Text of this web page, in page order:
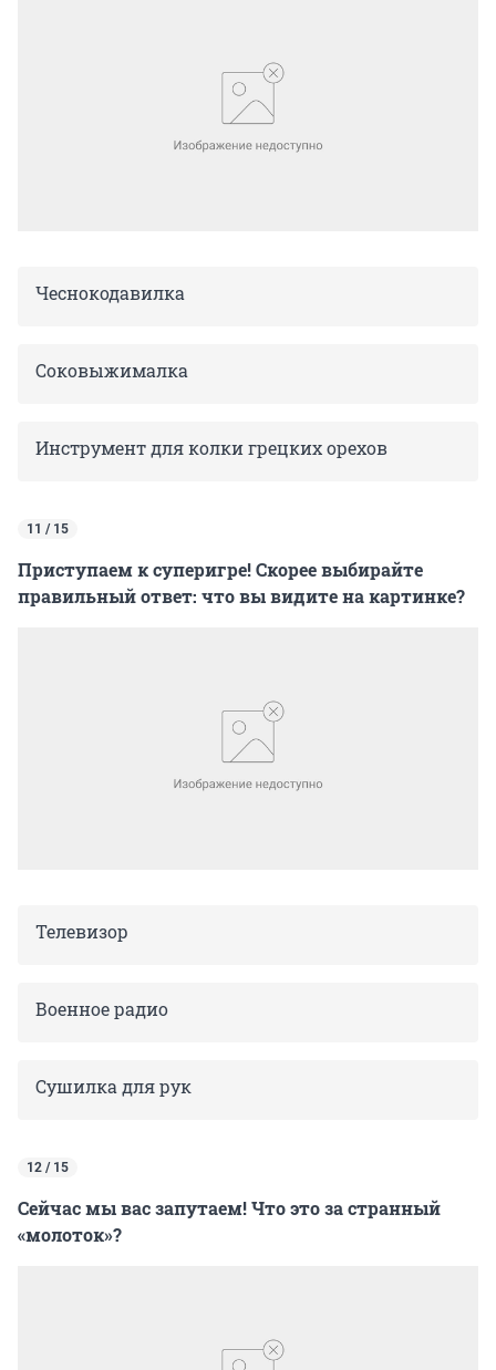
Чеснокодавилка
Соковыжималка
Инструмент для колки грецких орехов
11 / 15
Приступаем к суперигре! Скорее выбирайте
правильный ответ: что вы видите на картинке?
Телевизор
Военное радио
Сушилка для рук
12 / 15
Сейчас мы вас запутаем! Что это за странный
«молоток»?